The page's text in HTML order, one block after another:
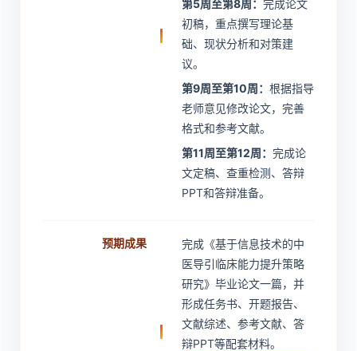
第5周至第8周： 完成论文
初稿，重点撰写理论基
础、现状分析和对策建
议。
第9周至第10周： 根据指导
老师意见修改论文，完善
格式和参考文献。
第11周至第12周： 完成论
文定稿、查重检测、答辩
PPT和答辩准备。
预期成果
完成《基于信息技术的中
医导引临床能力提升策略
研究》毕业论文一篇，并
形成任务书、开题报告、
文献综述、参考文献、答
辩PPT等配套材料。